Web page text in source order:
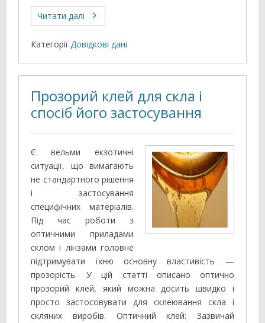
Читати далі
Категорії Довідкові дані
Прозорий клей для скла і
спосіб його застосування
Є вельми екзотичні
ситуації, що вимагають
не стандартного рішення
і застосування
специфічних матеріалів.
Під час роботи з
оптичними приладами
склом і лінзами головне
підтримувати їхню основну властивість —
прозорість. У цій статті описано оптично
прозорий клей, який можна досить швидко і
просто застосовувати для склеювання скла і
скляних виробів. Оптичний клей: Зазвичай